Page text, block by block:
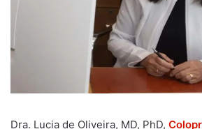
Dra. Lucia de Oliveira, MD, PhD,